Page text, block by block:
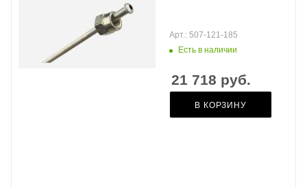
Есть в наличии
Арт.: 507-121-185
21 718 руб.
В КОРЗИНУ